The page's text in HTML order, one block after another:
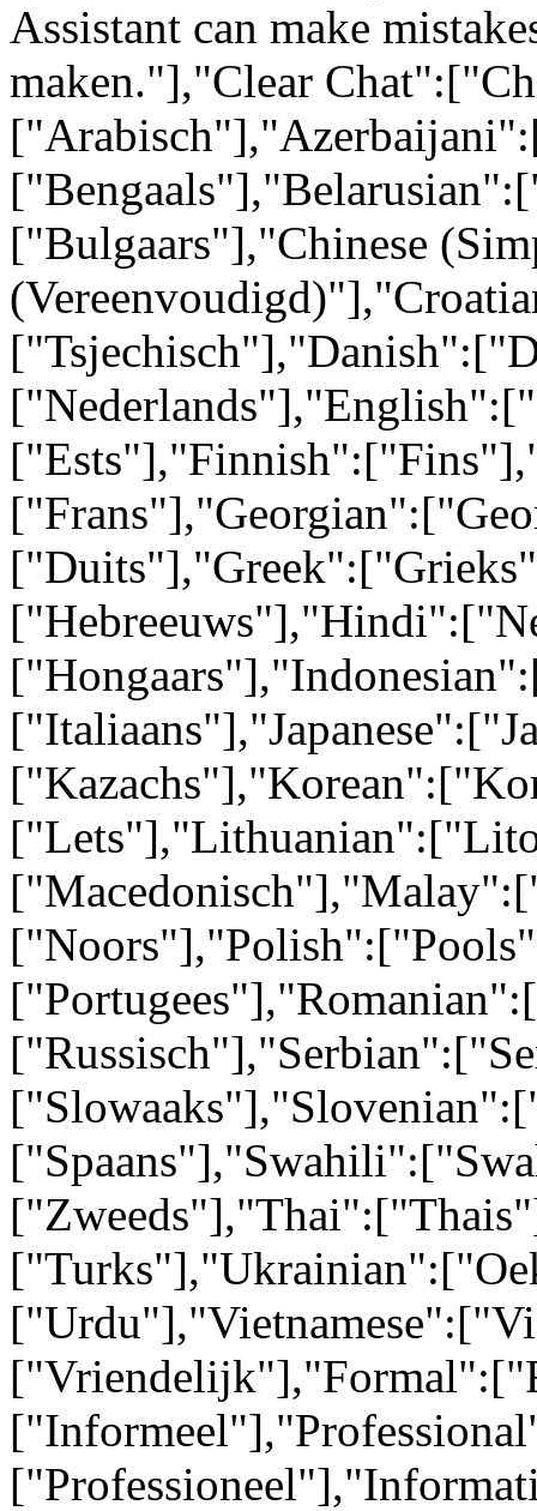
Assistant can make
maken."],"Clear
["Bulgaars"],"Chinese